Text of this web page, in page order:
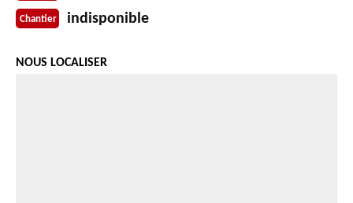
Chantier indisponible
NOUS LOCALISER